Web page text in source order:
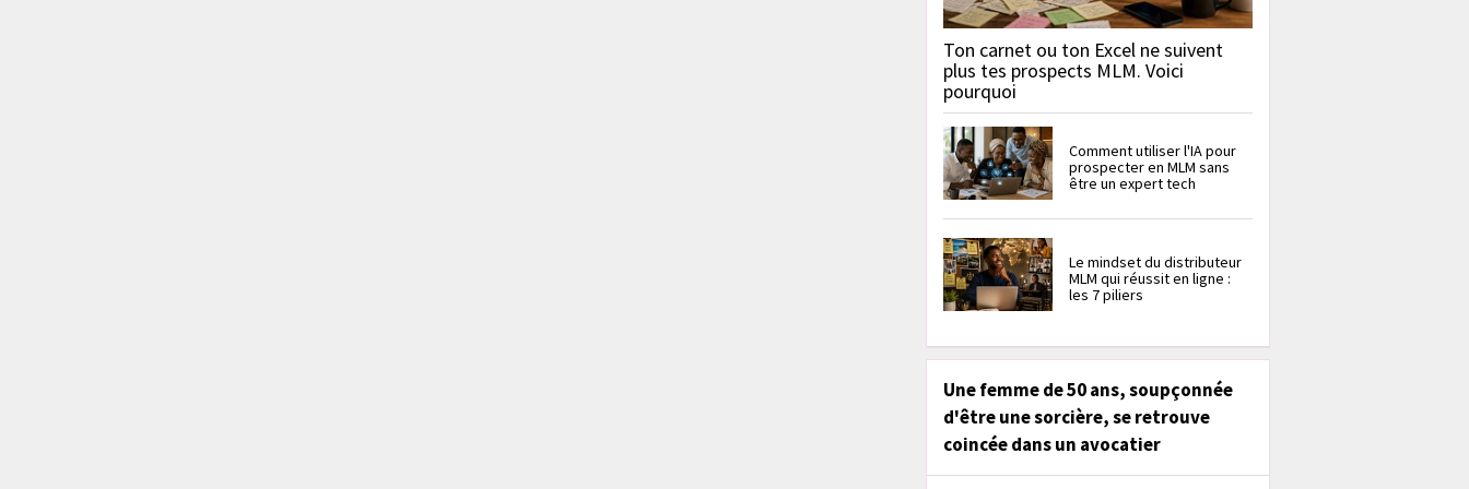
Ton carnet ou ton Excel ne suivent
plus tes prospects MLM. Voici
pourquoi
Comment utiliser l'IA pour
prospecter en MLM sans
être un expert tech
Le mindset du distributeur
MLM qui réussit en ligne :
les 7 piliers
Une femme de 50 ans, soupçonnée
d'être une sorcière, se retrouve
coincée dans un avocatier